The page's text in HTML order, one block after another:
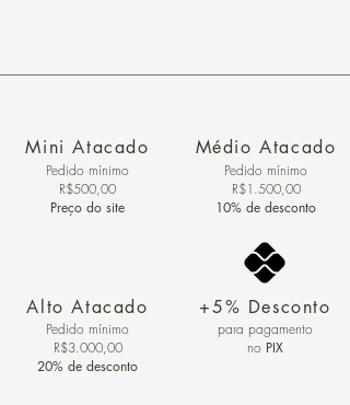
Mini Atacado
Pedido ​mínimo
R$500,00
Preço do site
Alto Atacado
Pedido mínimo
R$3.000,00
20% de desconto
Médio Atacado
Pedido mínimo
R$1.500,00
10% de desconto
+5% Desconto
para pagamento
no PIX